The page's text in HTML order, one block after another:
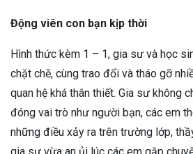
Động viên con bạn kịp thời
Hình thức kèm 1 – 1, gia sư và học
chặt chẽ, cùng trao đổi và tháo gỡ
quan hệ khá thân thiết. Gia sư không
đóng vai trò như người bạn, các em
những điều xảy ra trên trường lớp,